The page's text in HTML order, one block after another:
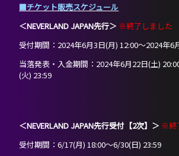
■チケット販売スケジュール
＜NEVERLAND JAPAN先行＞ ※終了しました
受付期間：2024年6月3日(月) 12:00〜2024年6
当落発表・入金期間：2024年6月22日(土)
(火) 23:59
＜NEVERLAND JAPAN先行受付【2次】＞ ※終
受付期間：6/17(月) 18:00～6/30(日) 23:59